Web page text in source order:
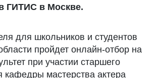
ГИТИС в Москве.
для школьников и студентов
пройдет онлайн-отбор на
при участии старшего
кафедры мастерства актера